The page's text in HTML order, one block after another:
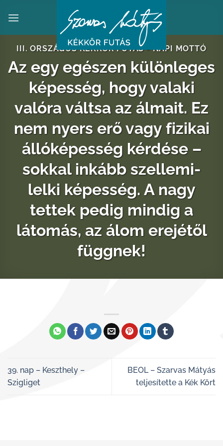
III. ORSZÁGOS KÉKKÖR FUTÁS - NAPI MOTTÓ
Az egy egészen különleges
képesség, hogy valaki
valóra váltsa az álmait. Ez
nem nyers erő vagy fizikai
állóképesség kérdése –
sokkal inkább szellemi-
lelki képesség. A nagy
tettek pedig mindig a
látomás, az álom erejétől
függnek!
39. nap – Keszthely –
Szigliget
BEOL – Szarvas Mátyás
teljesítette a Kék Kört